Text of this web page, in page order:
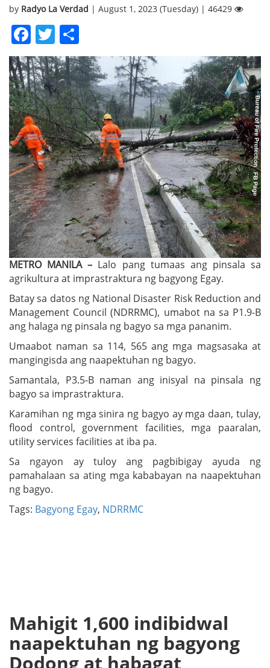
by Radyo La Verdad | August 1, 2023 (Tuesday) | 46429
Facebook
Twitter
METRO MANILA – Lalo pang tumaas ang pinsala sa
agrikultura at imprastraktura ng bagyong Egay.
Batay sa datos ng National Disaster Risk Reduction and
Management Council (NDRRMC), umabot na sa P1.9-B
ang halaga ng pinsala ng bagyo sa mga pananim.
Umaabot naman sa 114, 565 ang mga magsasaka at
mangingisda ang naapektuhan ng bagyo.
Samantala, P3.5-B naman ang inisyal na pinsala ng
bagyo sa imprastraktura.
Karamihan ng mga sinira ng bagyo ay mga daan, tulay,
flood control, government facilities, mga paaralan,
utility services facilities at iba pa.
Sa ngayon ay tuloy ang pagbibigay ayuda ng
pamahalaan sa ating mga kababayan na naapektuhan
ng bagyo.
Tags: Bagyong Egay, NDRRMC
Mahigit 1,600 indibidwal
naapektuhan ng bagyong
Dodong at habagat